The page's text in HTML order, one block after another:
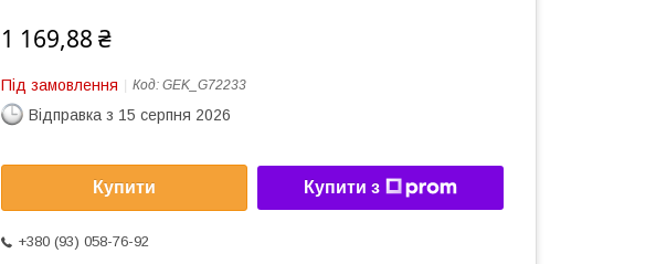
1 169,88 ₴
Під замовлення Код: GEK_G72233
Відправка з 15 серпня 2026
Купити Купити з
+380 (93) 058-76-92